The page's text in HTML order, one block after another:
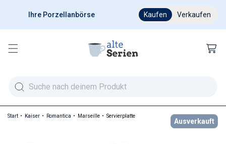
Ihre Porzellanbörse Ab 200 €
Kaufen Verkaufen
Start Kaiser Romantica Marseille Servierplatte
Ausverkauft